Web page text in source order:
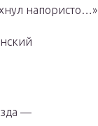
напористо…»
—